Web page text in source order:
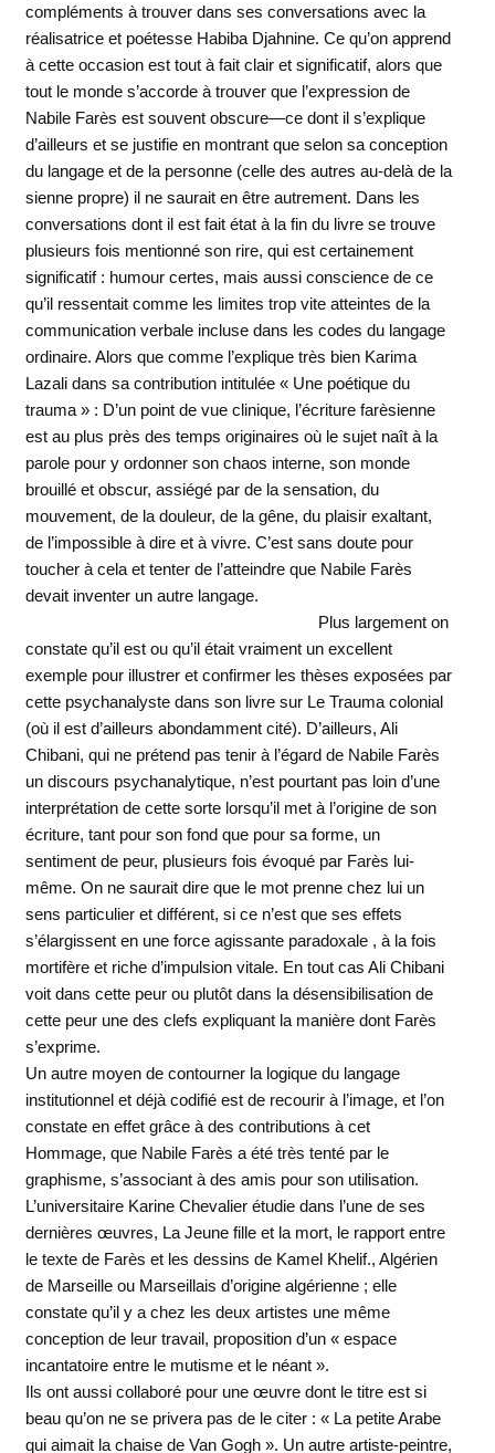
compléments à trouver dans ses conversations avec la
réalisatrice et poétesse Habiba Djahnine. Ce qu’on apprend
à cette occasion est tout à fait clair et significatif, alors que
tout le monde s’accorde à trouver que l’expression de
Nabile Farès est souvent obscure—ce dont il s’explique
d’ailleurs et se justifie en montrant que selon sa conception
du langage et de la personne (celle des autres au-delà de la
sienne propre) il ne saurait en être autrement. Dans les
conversations dont il est fait état à la fin du livre se trouve
plusieurs fois mentionné son rire, qui est certainement
significatif : humour certes, mais aussi conscience de ce
qu’il ressentait comme les limites trop vite atteintes de la
communication verbale incluse dans les codes du langage
ordinaire. Alors que comme l’explique très bien Karima
Lazali dans sa contribution intitulée « Une poétique du
trauma » : D’un point de vue clinique, l’écriture farèsienne
est au plus près des temps originaires où le sujet naît à la
parole pour y ordonner son chaos interne, son monde
brouillé et obscur, assiégé par de la sensation, du
mouvement, de la douleur, de la gêne, du plaisir exaltant,
de l’impossible à dire et à vivre. C’est sans doute pour
toucher à cela et tenter de l’atteindre que Nabile Farès
devait inventer un autre langage.
Plus largement on
constate qu’il est ou qu’il était vraiment un excellent
exemple pour illustrer et confirmer les thèses exposées par
cette psychanalyste dans son livre sur Le Trauma colonial
(où il est d’ailleurs abondamment cité). D’ailleurs, Ali
Chibani, qui ne prétend pas tenir à l’égard de Nabile Farès
un discours psychanalytique, n’est pourtant pas loin d’une
interprétation de cette sorte lorsqu’il met à l’origine de son
écriture, tant pour son fond que pour sa forme, un
sentiment de peur, plusieurs fois évoqué par Farès lui-
même. On ne saurait dire que le mot prenne chez lui un
sens particulier et différent, si ce n’est que ses effets
s’élargissent en une force agissante paradoxale , à la fois
mortifère et riche d’impulsion vitale. En tout cas Ali Chibani
voit dans cette peur ou plutôt dans la désensibilisation de
cette peur une des clefs expliquant la manière dont Farès
s’exprime.
Un autre moyen de contourner la logique du langage
institutionnel et déjà codifié est de recourir à l’image, et l’on
constate en effet grâce à des contributions à cet
Hommage, que Nabile Farès a été très tenté par le
graphisme, s’associant à des amis pour son utilisation.
L’universitaire Karine Chevalier étudie dans l’une de ses
dernières œuvres, La Jeune fille et la mort, le rapport entre
le texte de Farès et les dessins de Kamel Khelif., Algérien
de Marseille ou Marseillais d’origine algérienne ; elle
constate qu’il y a chez les deux artistes une même
conception de leur travail, proposition d’un « espace
incantatoire entre le mutisme et le néant ».
Ils ont aussi collaboré pour une œuvre dont le titre est si
beau qu’on ne se privera pas de le citer : « La petite Arabe
qui aimait la chaise de Van Gogh ». Un autre artiste-peintre,